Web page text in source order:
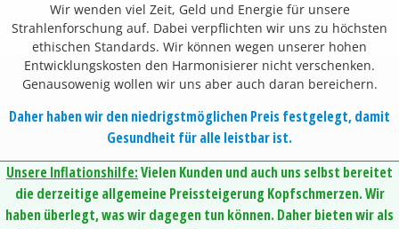
Wir wenden viel Zeit, Geld und Energie für unsere
Strahlenforschung auf. Dabei verpflichten wir uns zu höchsten
ethischen Standards. Wir können wegen unserer hohen
Entwicklungskosten den Harmonisierer nicht verschenken.
Genausowenig wollen wir uns aber auch daran bereichern.
Daher haben wir den niedrigstmöglichen Preis festgelegt, damit
Gesundheit für alle leistbar ist.
Unsere Inflationshilfe:Vielen Kunden und auch uns selbst bereitet
die derzeitige allgemeine Preissteigerung Kopfschmerzen. Wir
haben überlegt, was wir dagegen tun können. Daher bieten wir als